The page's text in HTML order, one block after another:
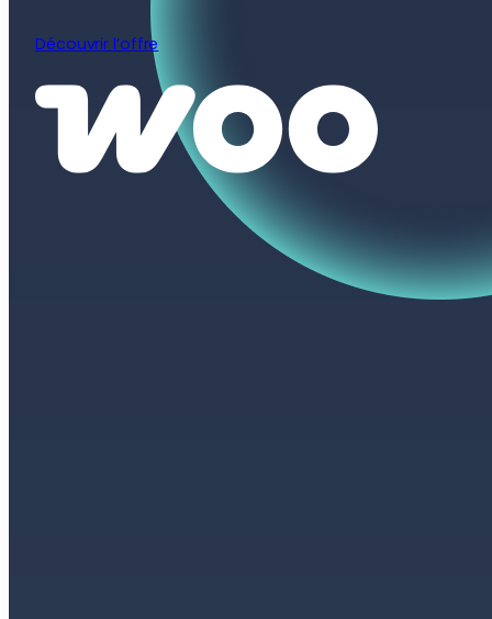
Découvrir l’offre